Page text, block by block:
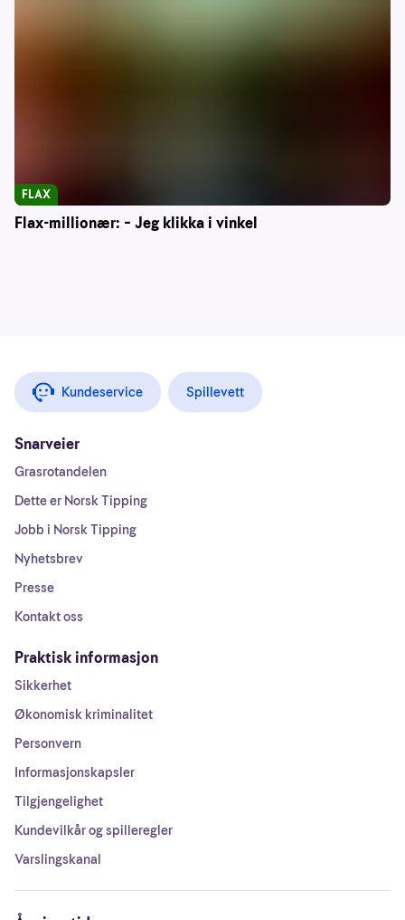
Flax-millionær: – Jeg klikka i vinkel
FLAX
Kundeservice Spillevett
Snarveier
Grasrotandelen
Dette er Norsk Tipping
Jobb i Norsk Tipping
Nyhetsbrev
Presse
Kontakt oss
Praktisk informasjon
Sikkerhet
Økonomisk kriminalitet
Personvern
Informasjonskapsler
Tilgjengelighet
Kundevilkår og spilleregler
Varslingskanal